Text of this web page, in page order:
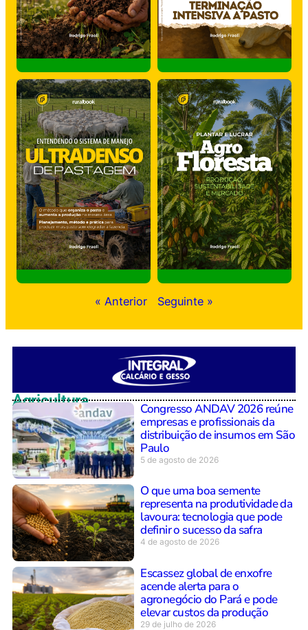
« Anterior Seguinte »
Agricultura
Congresso ANDAV 2026 reúne
empresas e profissionais da
distribuição de insumos em São
Paulo
5 de agosto de 2026
O que uma boa semente
representa na produtividade da
lavoura: tecnologia que pode
definir o sucesso da safra
4 de agosto de 2026
Escassez global de enxofre
acende alerta para o
agronegócio do Pará e pode
elevar custos da produção
29 de julho de 2026